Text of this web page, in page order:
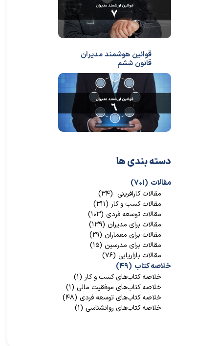
مقالات (۷۰۱)
مقالات کارافرینی (۳۴)
مقالات کسب و کار (۳۱۱)
مقالات توسعه فردی (۱۰۳)
مقالات برای مدیران (۱۳۹)
مقالات برای معماران (۲۹)
مقالات برای مدرسین (۱۵)
مقالات بازاریابی (۷۶)
خلاصه کتاب (۴۹)
خلاصه کتاب‌‌های کسب و کار (۱)
خلاصه کتاب‌‌های موفقیت مالی (۱)
خلاصه کتاب‌های توسعه فردی (۴۸)
خلاصه کتاب‌های روانشناسی (۱)
دسته بندی ها
قوانین هوشمند مدیران
قانون ششم